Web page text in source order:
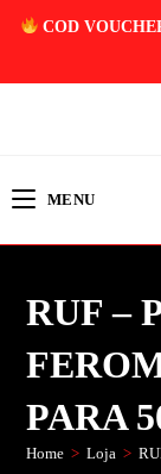
COD
MENU
RUF –
PARA
Home > Loja >